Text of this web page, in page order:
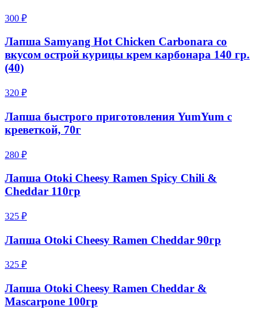
300 ₽
Лапша Samyang Hot Chicken Carbonara со
вкусом острой курицы крем карбонара 140 гр.
(40)
320 ₽
Лапша быстрого приготовления YumYum с
креветкой, 70г
280 ₽
Лапша Otoki Cheesy Ramen Spicy Chili &
Cheddar 110гр
325 ₽
Лапша Otoki Cheesy Ramen Cheddar 90гр
325 ₽
Лапша Otoki Cheesy Ramen Cheddar &
Mascarpone 100гр